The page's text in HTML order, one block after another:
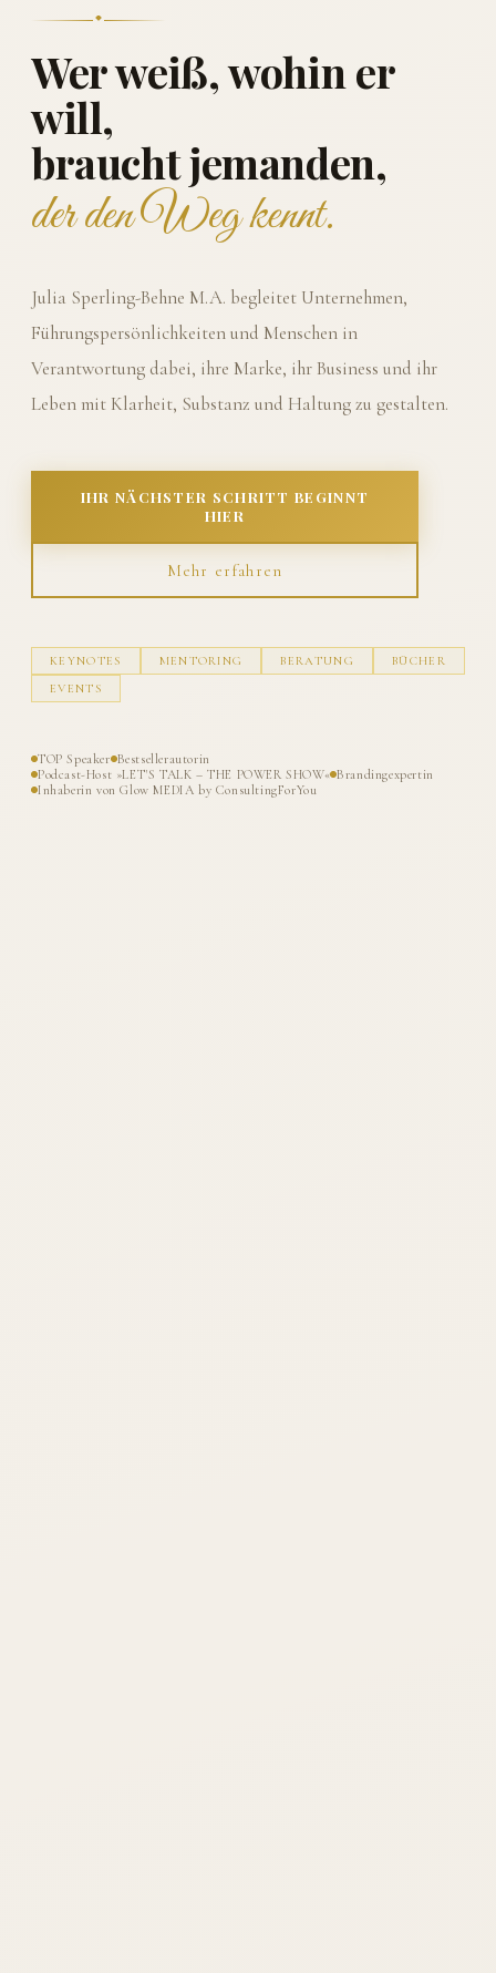
Wer weiß, wohin er
will,
braucht jemanden,
der den Weg kennt.
Julia Sperling-Behne M.A. begleitet Unternehmen,
Führungspersönlichkeiten und Menschen in
Verantwortung dabei, ihre Marke, ihr Business und ihr
Leben mit Klarheit, Substanz und Haltung zu gestalten.
IHR NÄCHSTER SCHRITT BEGINNT
HIER
Mehr erfahren
KEYNOTES MENTORING BERATUNG
BÜCHER
EVENTS
TOP Speaker Bestsellerautorin
Podcast-Host »LET'S TALK – THE POWER SHOW« Brandingexpertin
Inhaberin von Glow MEDIA by ConsultingForYou